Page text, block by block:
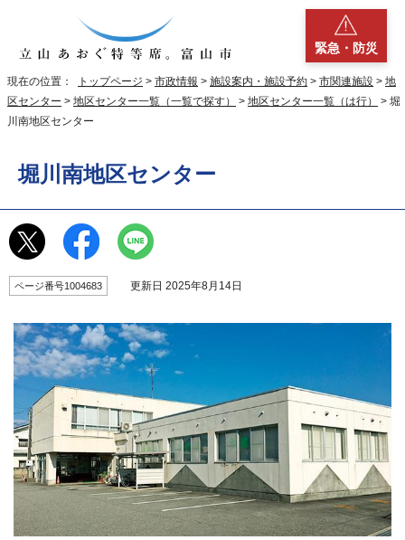
緊急・防災
現在の位置： トップページ > 市政情報 > 施設案内・施設予約 > 市関連施設 > 地
区センター > 地区センター一覧（一覧で探す） > 地区センター一覧（は行）
> 堀
川南地区センター
堀川南地区センター
ページ番号1004683 更新日 2025年8月14日